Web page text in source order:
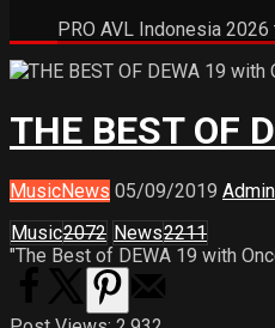
PRO AVL Indonesia 2026
THE BEST OF
MusicNews 05/09/2019 Admin
Music2072 News2211
"The Best of DEWA 19 with